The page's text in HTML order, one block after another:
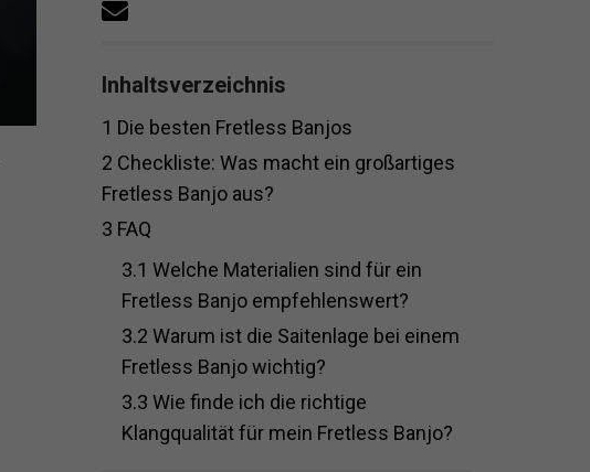
Inhaltsverzeichnis
1 Die besten Fretless Banjos
2 Checkliste: Was macht ein großartiges
Fretless Banjo aus?
3 FAQ
3.1 Welche Materialien sind für ein
Fretless Banjo empfehlenswert?
3.2 Warum ist die Saitenlage bei einem
Fretless Banjo wichtig?
3.3 Wie finde ich die richtige
Klangqualität für mein Fretless Banjo?